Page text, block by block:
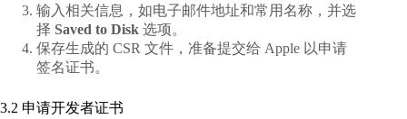
输入相关信息，如电子邮件地址和常用名称，并选
择 Saved to Disk 选项。
保存生成的 CSR 文件，准备提交给 Apple 以申请
签名证书。
3.2 申请开发者证书